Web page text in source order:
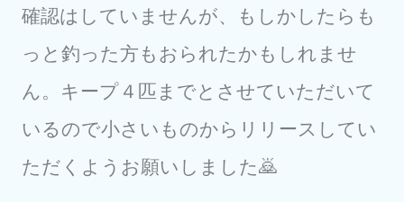
確認はしていませんが、もしかしたらも
っと釣った方もおられたかもしれませ
ん。キープ４匹までとさせていただいて
いるので小さいものからリリースしてい
ただくようお願いしました🙇